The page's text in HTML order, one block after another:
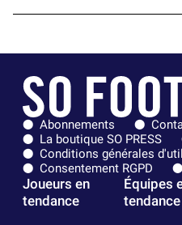
Abonnements
La boutique SO PRESS
Conditions générales
Consentement RGPD
Joueurs en
tendance
Équipes
tendance